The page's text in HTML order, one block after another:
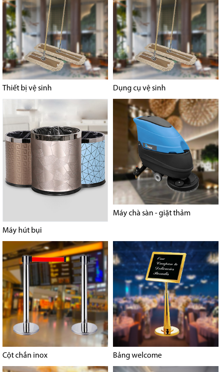
Thiết bị vệ sinh Dụng cụ vệ sinh
Máy hút bụi
Máy chà sàn - giặt thảm
Cột chắn inox Bảng welcome